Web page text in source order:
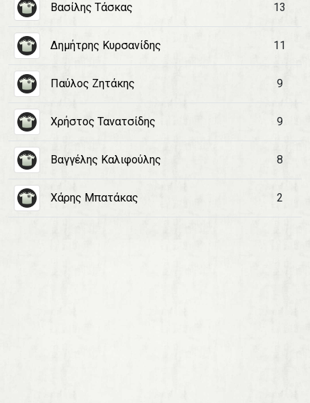
Βασίλης Τάσκας 13
Δημήτρης Κυρσανίδης 11
Παύλος Ζητάκης 9
Χρήστος Τανατσίδης 9
Βαγγέλης Καλιφούλης 8
Χάρης Μπατάκας 2